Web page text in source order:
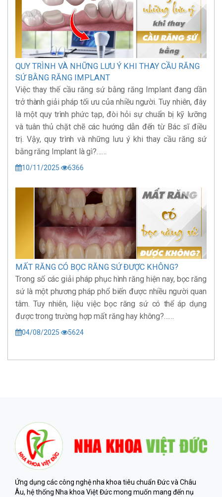
QUY TRÌNH VÀ NHỮNG LƯU Ý KHI THAY CẦU RĂNG
SỨ BẰNG RĂNG IMPLANT
Việc thay thế cầu răng sứ bằng răng Implant đang dần
trở thành giải pháp tối ưu của nhiều người. Tuy nhiên, đây
là một quy trình phức tạp, đòi hỏi sự chuẩn bị kỹ lưỡng
và tuân thủ chặt chẽ các hướng dẫn đến từ Bác sĩ điều
trị. Vậy, quy trình và những lưu ý khi thay cầu răng sứ
bằng răng Implant là gì?……
10/11/2025 6366
MẤT RĂNG CÓ BỌC RĂNG SỨ ĐƯỢC KHÔNG?
Trong số các giải pháp phục hình răng hiện nay, bọc răng
sứ là một phương pháp phổ biến được nhiều người quan
tâm. Tuy nhiên, liệu việc bọc răng sứ có thể áp dụng
được trong trường hợp mất răng hay không?……
04/08/2025 5624
Ứng dụng các công nghệ nha khoa tiêu chuẩn Đức và Châu
Âu, hệ thống Nha khoa Việt Đức mong muốn mang đến nụ